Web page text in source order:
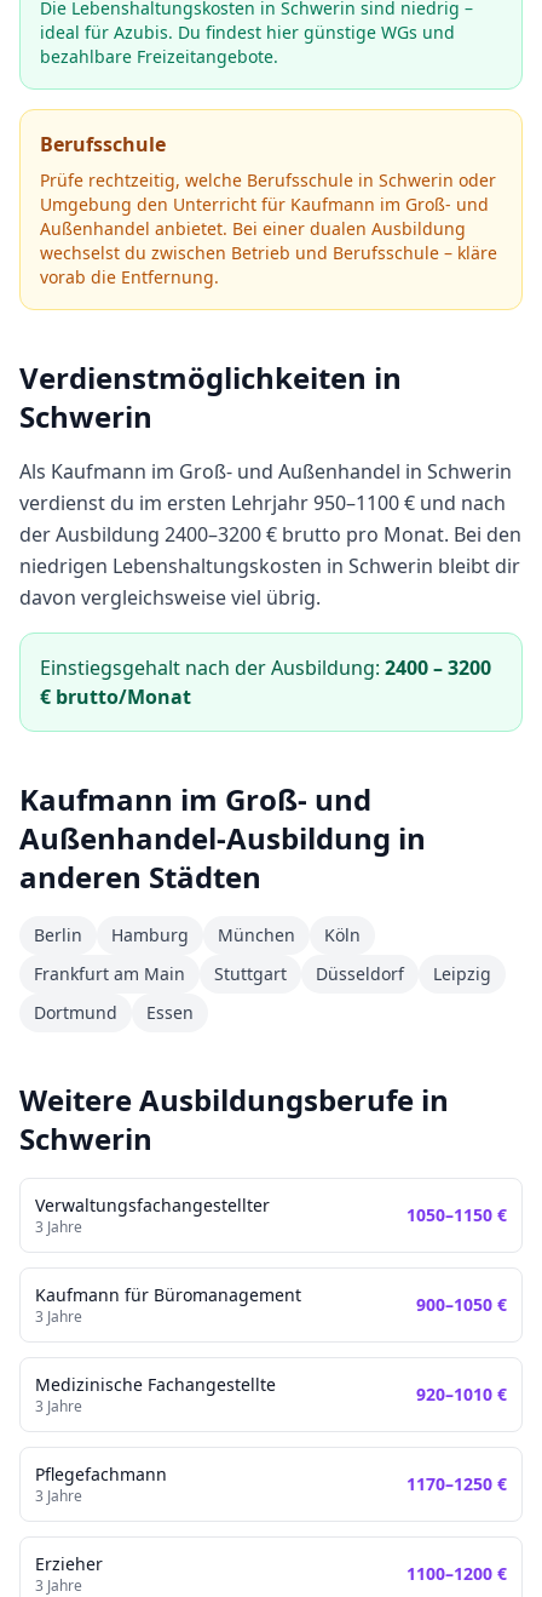
Die Lebenshaltungskosten in Schwerin sind niedrig –
ideal für Azubis. Du findest hier günstige WGs und
bezahlbare Freizeitangebote.
Berufsschule
Prüfe rechtzeitig, welche Berufsschule in Schwerin oder
Umgebung den Unterricht für Kaufmann im Groß- und
Außenhandel anbietet. Bei einer dualen Ausbildung
wechselst du zwischen Betrieb und Berufsschule – kläre
vorab die Entfernung.
Verdienstmöglichkeiten in
Schwerin
Als Kaufmann im Groß- und Außenhandel in Schwerin
verdienst du im ersten Lehrjahr950–1100€ und nach
der Ausbildung 2400–3200€ brutto pro Monat. Bei den
niedrigen Lebenshaltungskosten in Schwerin bleibt dir
davon vergleichsweise viel übrig.
Einstiegsgehalt nach der Ausbildung: 2400–3200
€ brutto/Monat
Kaufmann im Groß- und
Außenhandel-Ausbildung in
anderen Städten
Berlin Hamburg München
Köln
Frankfurt am Main
Stuttgart Düsseldorf
Leipzig
Dortmund
Essen
Weitere Ausbildungsberufe in
Schwerin
Verwaltungsfachangestellter
3 Jahre
1050–1150 €
Kaufmann für Büromanagement
3 Jahre
900–1050 €
Medizinische Fachangestellte
3 Jahre
920–1010 €
Pflegefachmann
3 Jahre
1170–1250 €
Erzieher
3 Jahre
1100–1200 €